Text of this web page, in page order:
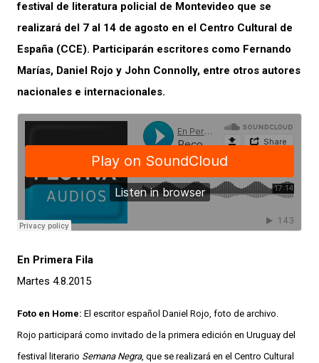
festival de literatura policial de Montevideo que se
realizará del 7 al 14 de agosto en el Centro Cultural de
España (CCE). Participarán escritores como Fernando
Marías, Daniel Rojo y John Connolly, entre otros autores
nacionales e internacionales.
En Primera Fila
Martes 4.8.2015
Foto en Home: El escritor español Daniel Rojo, foto de archivo.
Rojo participará como invitado de la primera edición en Uruguay del
festival literario Semana Negra, que se realizará en el Centro Cultural